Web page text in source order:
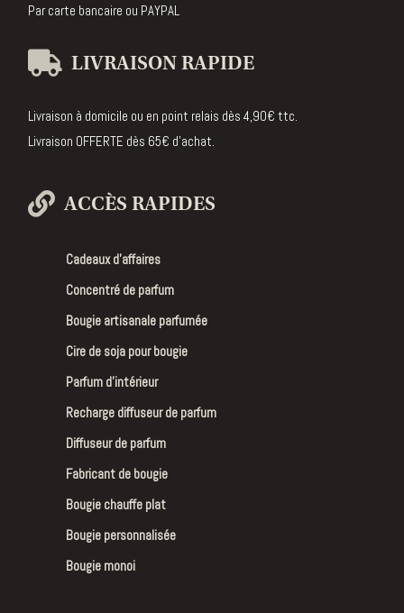
Par carte bancaire ou PAYPAL
LIVRAISON RAPIDE
Livraison à domicile ou en point relais dès 4,90€ ttc.
Livraison OFFERTE dès 65€ d’achat.
ACCÈS RAPIDES
Cadeaux d’affaires
Concentré de parfum
Bougie artisanale parfumée
Cire de soja pour bougie
Parfum d’intérieur
Recharge diffuseur de parfum
Diffuseur de parfum
Fabricant de bougie
Bougie chauffe plat
Bougie personnalisée
Bougie monoi